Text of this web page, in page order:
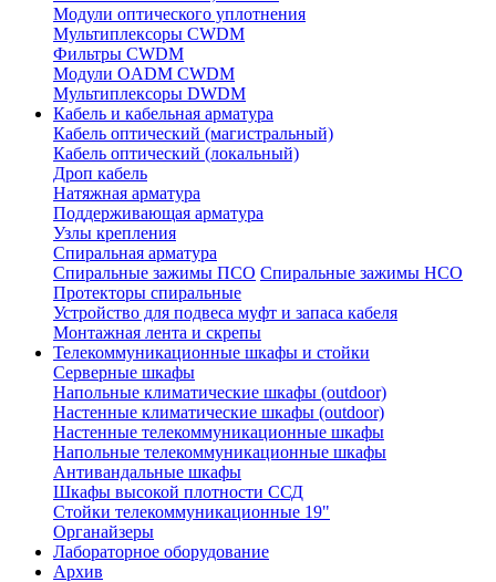
Модули оптического уплотнения
Мультиплексоры CWDM
Фильтры CWDM
Модули OADM CWDM
Мультиплексоры DWDM
Кабель и кабельная арматура
Кабель оптический (магистральный)
Кабель оптический (локальный)
Дроп кабель
Натяжная арматура
Поддерживающая арматура
Узлы крепления
Спиральная арматура
Спиральные зажимы ПСО Спиральные зажимы НСО
Протекторы спиральные
Устройство для подвеса муфт и запаса кабеля
Монтажная лента и скрепы
Телекоммуникационные шкафы и стойки
Серверные шкафы
Напольные климатические шкафы (outdoor)
Настенные климатические шкафы (outdoor)
Настенные телекоммуникационные шкафы
Напольные телекоммуникационные шкафы
Антивандальные шкафы
Шкафы высокой плотности ССД
Стойки телекоммуникационные 19"
Органайзеры
Лабораторное оборудование
Архив